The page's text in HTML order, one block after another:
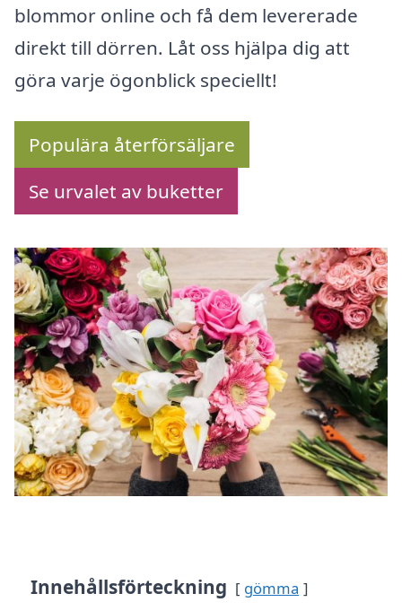
blommor online och få dem levererade
direkt till dörren. Låt oss hjälpa dig att
göra varje ögonblick speciellt!
Populära återförsäljare
Se urvalet av buketter
Innehållsförteckning gömma